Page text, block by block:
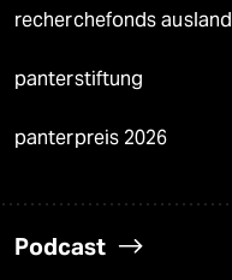
recherchefonds ausland
panterstiftung
panterpreis 2026
Podcast